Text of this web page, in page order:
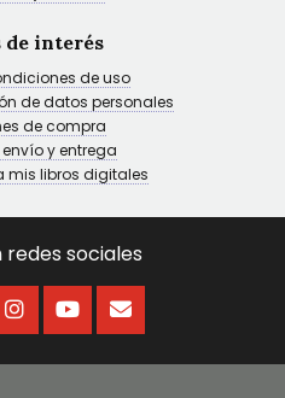
de interés
de uso
de datos personales
de compra
y entrega
mis libros digitales
redes sociales